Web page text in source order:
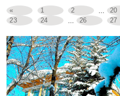
« 1 2 ... 20
23
24 ... 26 27